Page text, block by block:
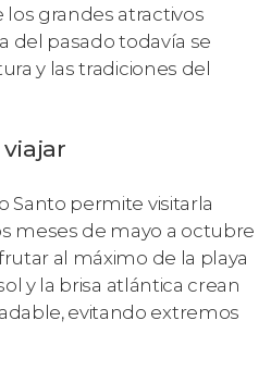
grandes atractivos
del pasado todavía se
y las tradiciones del
Santo permite visitarla
meses de mayo a octubre
al máximo de la playa
y la brisa atlántica crean
evitando extremos